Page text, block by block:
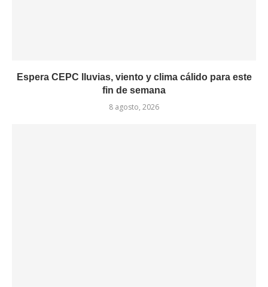
Espera CEPC lluvias, viento y clima cálido para este
fin de semana
8 agosto, 2026